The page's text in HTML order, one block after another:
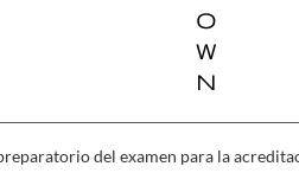
o
w
n
del examen para la